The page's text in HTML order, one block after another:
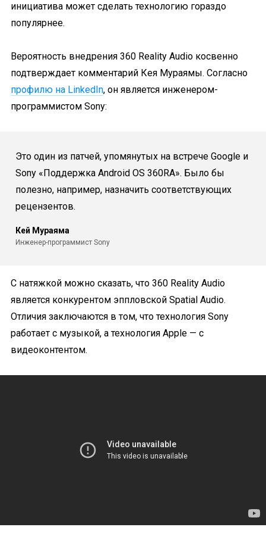
инициатива может сделать технологию гораздо
популярнее.
Вероятность внедрения 360 Reality Audio косвенно
подтверждает комментарий Кея Мураямы. Согласно
профилю на LinkedIn, он является инженером-
программистом Sony:
Это один из патчей, упомянутых на встрече Google и
Sony «Поддержка Android OS 360RA». Было бы
полезно, например, назначить соответствующих
рецензентов.
Кей Мураяма
Инженер-программист Sony
С натяжкой можно сказать, что 360 Reality Audio
является конкурентом эппловской Spatial Audio.
Отличия заключаются в том, что технология Sony
работает с музыкой, а технология Apple — с
видеоконтентом.